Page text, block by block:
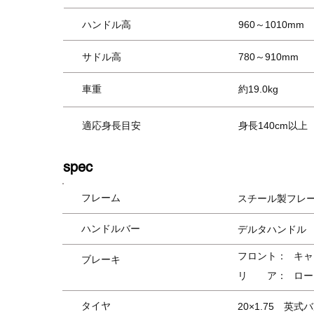
ハンドル高 960～1010mm
サドル高 780～910mm
車重 約19.0kg
適応身長目安 身長140cm以上
spec
フレーム スチール製フレ
ハンドルバー デルタハンドル
ブレーキ キ
フロント：
リ ア：
ロ
タイヤ 20×1.75 英式